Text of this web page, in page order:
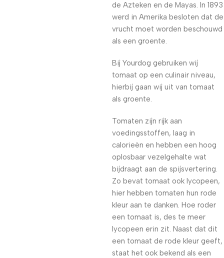
de Azteken en de Mayas. In 1893
werd in Amerika besloten dat de
vrucht moet worden beschouwd
als een groente.
Bij Yourdog gebruiken wij
tomaat op een culinair niveau,
hierbij gaan wij uit van tomaat
als groente.
Tomaten zijn rijk aan
voedingsstoffen, laag in
calorieën en hebben een hoog
oplosbaar vezelgehalte wat
bijdraagt aan de spijsvertering.
Zo bevat tomaat ook lycopeen,
hier hebben tomaten hun rode
kleur aan te danken. Hoe roder
een tomaat is, des te meer
lycopeen erin zit. Naast dat dit
een tomaat de rode kleur geeft,
staat het ook bekend als een